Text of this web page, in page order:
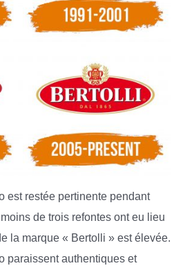
est restée pertinente pendant
de trois refontes ont eu lieu
la marque « Bertolli » est élevée.
paraissent authentiques et